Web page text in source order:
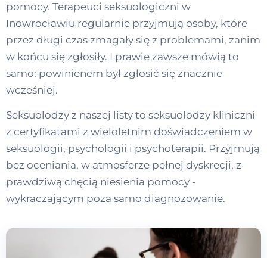
pomocy. Terapeuci seksuologiczni w
Inowrocławiu regularnie przyjmują osoby, które
przez długi czas zmagały się z problemami, zanim
w końcu się zgłosiły. I prawie zawsze mówią to
samo: powinienem był zgłosić się znacznie
wcześniej.
Seksuolodzy z naszej listy to seksuolodzy kliniczni
z certyfikatami z wieloletnim doświadczeniem w
seksuologii, psychologii i psychoterapii. Przyjmują
bez oceniania, w atmosferze pełnej dyskrecji, z
prawdziwą chęcią niesienia pomocy -
wykraczającym poza samo diagnozowanie.